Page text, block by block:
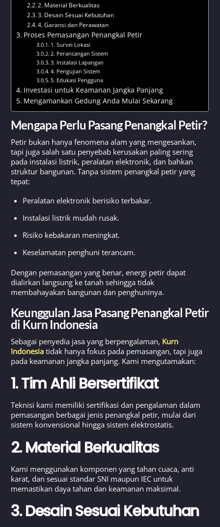
2. Material Berkualitas
3. Desain Sesuai Kebutuhan
4. Garansi dan Perawatan
Proses Pemasangan Penangkal Petir
1. Survei Lokasi
2. Perancangan Sistem
3. Instalasi Lapangan
4. Pengujian Sistem
5. Edukasi Pengguna
Investasi untuk Keamanan Jangka Panjang
Mengamankan Gedung Anda Mulai Sekarang
Mengapa Perlu Pasang Penangkal Petir?
Petir bukan hanya fenomena alam yang mengesankan,
tapi juga salah satu penyebab kerusakan paling sering
pada instalasi listrik, peralatan elektronik, dan bahkan
struktur bangunan. Tanpa sistem penangkal petir yang
tepat:
Peralatan elektronik berisiko terbakar.
Instalasi listrik mudah rusak.
Risiko kebakaran meningkat.
Keselamatan penghuni terancam.
Dengan pemasangan yang benar, energi petir dapat
dialirkan langsung ke tanah sehingga tidak
membahayakan bangunan dan penghuninya.
Keunggulan Jasa Pasang Penangkal Petir
di Kurn Indonesia
Sebagai penyedia jasa yang berpengalaman, Kurn
Indonesia tidak hanya fokus pada pemasangan, tapi juga
pada keamanan jangka panjang. Kami mengutamakan:
1. Tim Ahli Bersertifikat
Teknisi kami memiliki sertifikasi dan pengalaman dalam
pemasangan berbagai jenis penangkal petir, mulai dari
sistem konvensional hingga sistem elektrostatis.
2. Material Berkualitas
Kami menggunakan komponen yang tahan cuaca, anti
karat, dan sesuai standar SNI maupun IEC untuk
memastikan daya tahan dan keamanan maksimal.
3. Desain Sesuai Kebutuhan